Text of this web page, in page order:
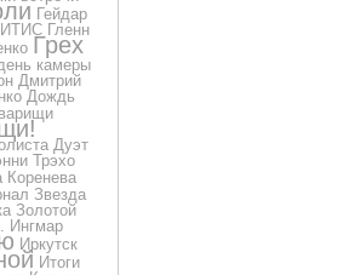
Гейдар
Гленн
Грех
камеры
Дмитрий
Дождь
Дуэт
Трэхо
Коренева
Звезда
Золотой
Ингмар
Иркутск
Итоги